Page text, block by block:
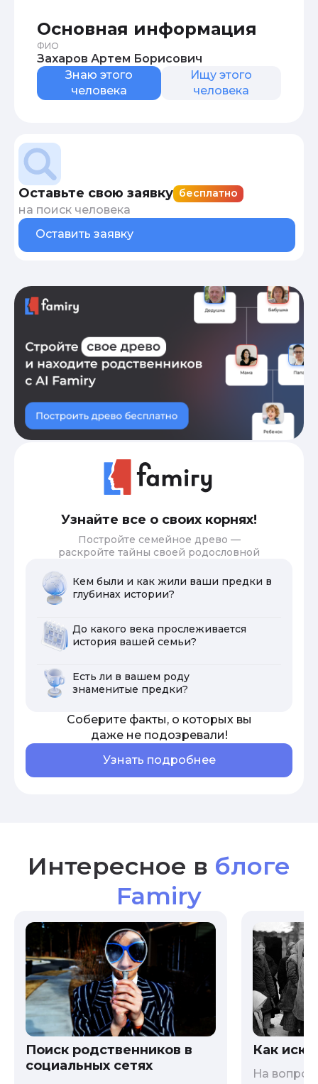
Основная информация
ФИО
Захаров Артем Борисович
Знаю этого
человека
Ищу этого
человека
Оставьте свою заявку бесплатно
на поиск человека
Оставить заявку
Узнайте все о своих корнях!
Постройте семейное древо —
раскройте тайны своей родословной
Кем были и как жили ваши предки в
глубинах истории?
До какого века прослеживается
история вашей семьи?
Есть ли в вашем роду
знаменитые предки?
Соберите факты, о которых вы
даже не подозревали!
Узнать подробнее
Интересное в блоге
Famiry
Поиск родственников в
социальных сетях
Как
На вопрос